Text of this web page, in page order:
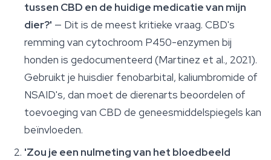
tussen CBD en de huidige medicatie van mijn
dier?' — Dit is de meest kritieke vraag. CBD's
remming van cytochroom P450-enzymen bij
honden is gedocumenteerd (Martinez et al., 2021).
Gebruikt je huisdier fenobarbital, kaliumbromide of
NSAID's, dan moet de dierenarts beoordelen of
toevoeging van CBD de geneesmiddelspiegels kan
beïnvloeden.
'Zou je een nulmeting van het bloedbeeld